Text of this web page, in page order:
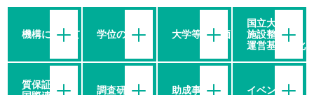
機構について 学位の授与 大学等の評価
国立大学の
施設整備・
運営基盤強化
質保証・
調査研究 助成事業 イベント